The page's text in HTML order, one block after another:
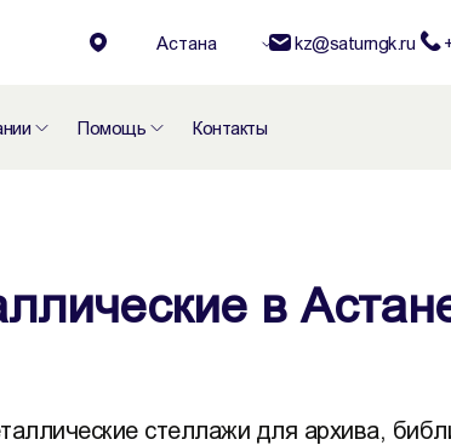
Астана kz@saturngk.ru
Помощь Контакты
в
стеллажи для архива,